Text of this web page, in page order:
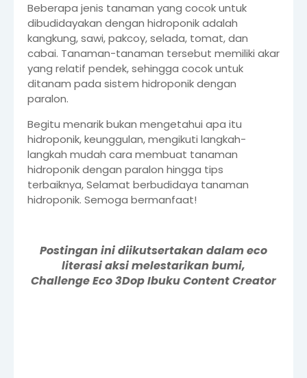
Beberapa jenis tanaman yang cocok untuk
dibudidayakan dengan hidroponik adalah
kangkung, sawi, pakcoy, selada, tomat, dan
cabai. Tanaman-tanaman tersebut memiliki akar
yang relatif pendek, sehingga cocok untuk
ditanam pada sistem hidroponik dengan
paralon.
Begitu menarik bukan mengetahui apa itu
hidroponik, keunggulan, mengikuti langkah-
langkah mudah cara membuat tanaman
hidroponik dengan paralon hingga tips
terbaiknya, Selamat berbudidaya tanaman
hidroponik. Semoga bermanfaat!
Postingan ini diikutsertakan dalam eco
literasi aksi melestarikan bumi,
Challenge Eco 3Dop Ibuku Content Creator